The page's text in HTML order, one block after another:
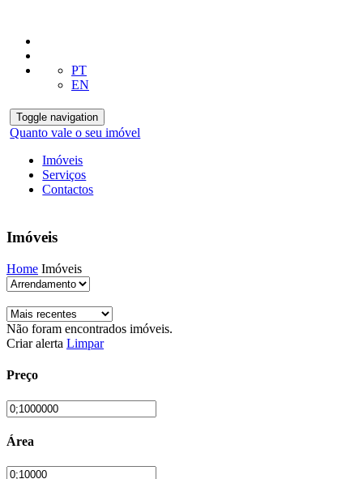
PT
EN
Toggle navigation
Quanto vale o seu imóvel
Imóveis
Serviços
Contactos
Imóveis
Home Imóveis
Não foram encontrados imóveis.
Criar alerta Limpar
Preço
Área